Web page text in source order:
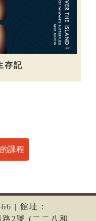
存記
課程
| 館址：
2號 (二二八和